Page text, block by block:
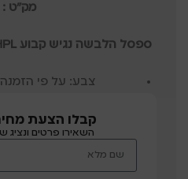
מק"ט :
ספסל הלבשה נגיש קבוע HPL במידות 47/70/120 ס"מ
צבע: על פי
קבלו הצעת
השאירו פרטים ונציג